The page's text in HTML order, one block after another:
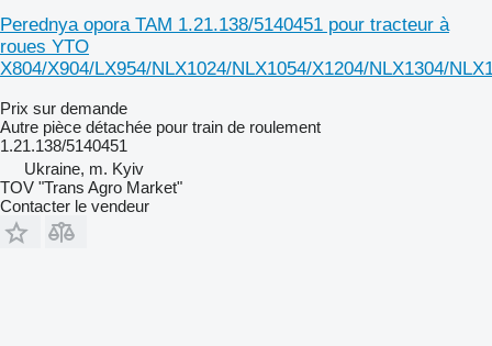
Perednya opora TAM 1.21.138/5140451 pour tracteur à
roues YTO
X804/X904/LX954/NLX1024/NLX1054/X1204/NLX1304/
Prix sur demande
Autre pièce détachée pour train de roulement
1.21.138/5140451
Ukraine, m. Kyiv
TOV "Trans Agro Market"
Contacter le vendeur